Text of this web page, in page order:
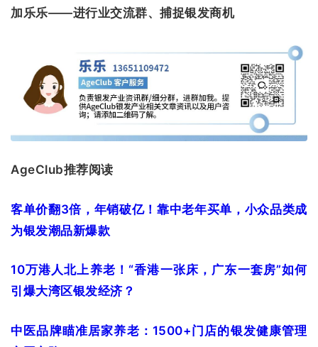
加乐乐——进行业交流群、捕捉银发商机
AgeClub推荐阅读
客单价翻3倍，年销破亿！靠中老年买单，小众品类成
为银发潮品新爆款
10万港人北上养老！“香港一张床，广东一套房”如何
引爆大湾区银发经济？
中医品牌瞄准居家养老：1500+门店的银发健康管理